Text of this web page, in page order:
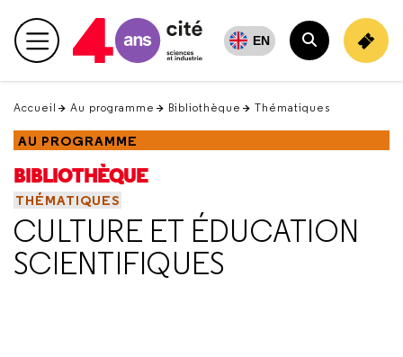
en
haut Menu principal EN
Rechercher
Accueil Au programme Bibliothèque Thématiques
AU PROGRAMME
BIBLIOTHÈQUE
THÉMATIQUES
CULTURE ET ÉDUCATION
SCIENTIFIQUES